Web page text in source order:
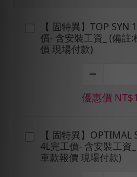
【 固特異】TOP
價- 含安裝工資_ (備註
價 現場付款)
優惠價
【 固特異】
4L完工價- 含安裝工資
車款報價 現場付款)